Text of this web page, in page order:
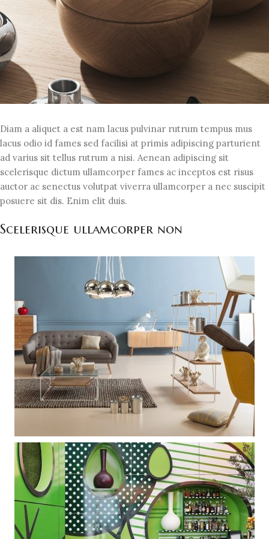
Diam a aliquet a est nam lacus pulvinar rutrum tempus mus
lacus odio id fames sed facilisi at primis adipiscing parturient
ad varius sit tellus rutrum a nisi. Aenean adipiscing sit
scelerisque dictum ullamcorper fames ac inceptos est risus
auctor ac senectus volutpat viverra ullamcorper a nec suscipit
posuere sit dis. Enim elit duis.
Scelerisque ullamcorper non